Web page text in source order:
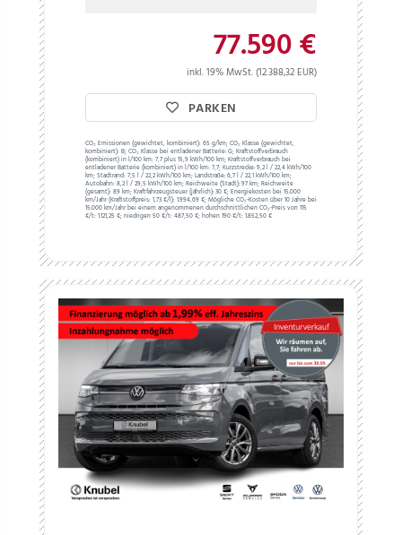
77.590 €
inkl. 19% MwSt. (12.388,32 EUR)
PARKEN
CO₂ Emissionen (gewichtet, kombiniert): 65 g/km;CO₂ Klasse (gewichtet,
kombiniert): B;CO₂ Klasse bei entladener Batterie: G;Kraftstoffverbrauch
(kombiniert) in l/100 km: 7,7 plus 15,9 kWh/100 km;Kraftstoffverbrauch bei
entladener Batterie (kombiniert) in l/100 km: 7,7;Kurzstrecke: 9,2 l / 22,4 kWh/100
km;Stadtrand: 7,5 l / 22,2 kWh/100 km;Landstraße: 6,7 l / 22,1 kWh/100 km;
Autobahn: 8,2 l / 29,5 kWh/100 km;Reichweite (Stadt): 97 km;Reichweite
(gesamt): 89 km;Kraftfahrzeugsteuer (jährlich): 30 €;Energiekosten bei 15.000
km/Jahr (Kraftstoffpreis: 1,73€/l): 1.994,69 €;Mögliche CO₂-Kosten über 10 Jahre bei
15.000 km/Jahr bei einem angenommenen durchschnittlichen CO₂-Preis von 115
€/t: 1.121,25 €; niedrigen 50 €/t: 487,50 €; hohen 190 €/t: 1.852,50 €